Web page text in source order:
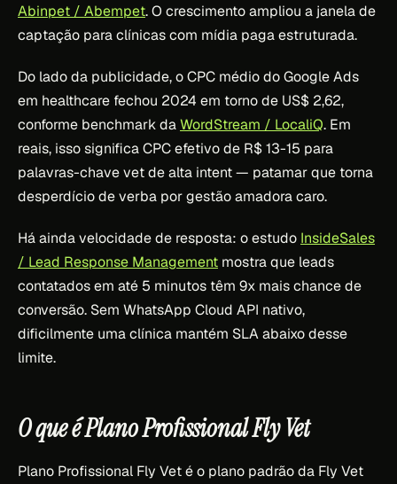
Abinpet / Abempet. O crescimento ampliou a janela de
captação para clínicas com mídia paga estruturada.
Do lado da publicidade, o CPC médio do Google Ads
em healthcare fechou 2024 em torno de US$ 2,62,
conforme benchmark daWordStream / LocaliQ. Em
reais, isso significa CPC efetivo de R$ 13-15 para
palavras-chave vet de alta intent — patamar que torna
desperdício de verba por gestão amadora caro.
Há ainda velocidade de resposta: o estudo InsideSales
/ Lead Response Management mostra que leads
contatados em até 5 minutos têm 9x mais chance de
conversão. Sem WhatsApp Cloud API nativo,
dificilmente uma clínica mantém SLA abaixo desse
limite.
O que é Plano Profissional Fly Vet
Plano Profissional Fly Vet é o plano padrão da Fly Vet